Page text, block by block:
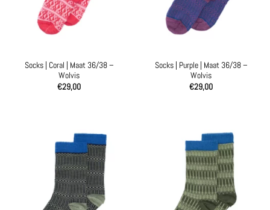
Socks | Coral | Maat 36/38 –
Wolvis
€29,00
Socks | Purple | Maat 36/38 –
Wolvis
€29,00